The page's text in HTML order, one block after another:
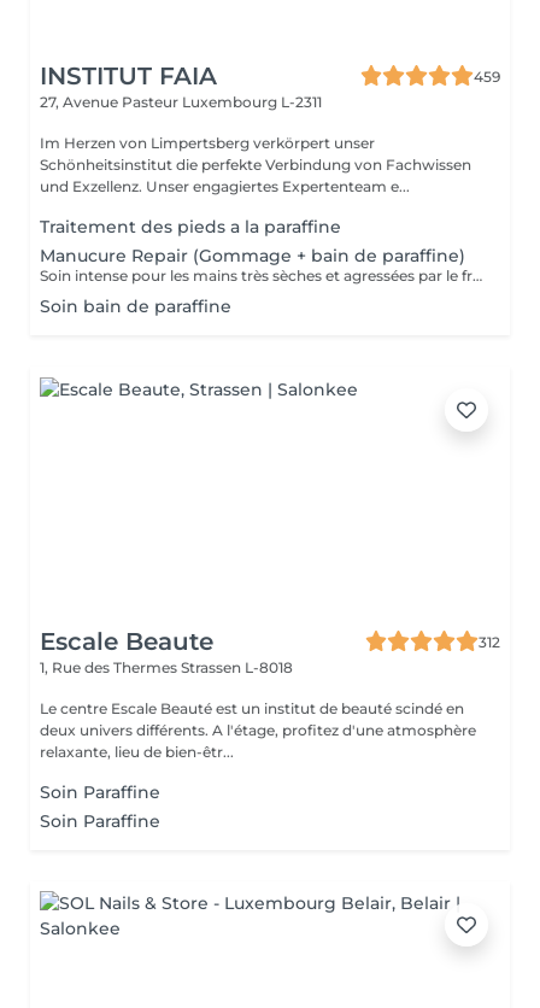
INSTITUT FAIA
459
27, Avenue Pasteur Luxembourg L-2311
Im Herzen von Limpertsberg verkörpert unser
Schönheitsinstitut die perfekte Verbindung von Fachwissen
und Exzellenz. Unser engagiertes Expertenteam e...
Traitement des pieds a la paraffine
Manucure Repair (Gommage + bain de paraffine)
Soin intense pour les mains très sèches et agressées par le froid ou les produits. Comprend le limage des ongles, la pousse et la coupe des cuticules, gommage, masque à la paraffine de 10 minutes et massage avec une crème de soin. Application d'une base transparente si désirée.
Soin bain de paraffine
Escale Beaute
312
1, Rue des Thermes Strassen L-8018
Le centre Escale Beauté est un institut de beauté scindé en
deux univers différents. A l'étage, profitez d'une atmosphère
relaxante, lieu de bien-êtr...
Soin Paraffine
Soin Paraffine